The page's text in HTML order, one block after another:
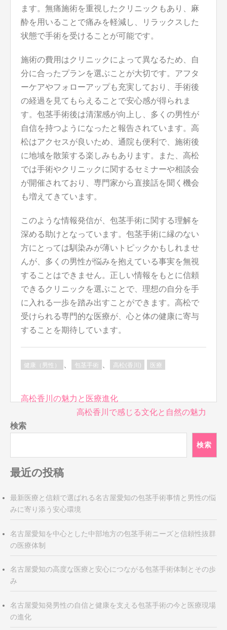
ます。無痛施術を重視したクリニックもあり、麻
酔を用いることで痛みを軽減し、リラックスした
状態で手術を受けることが可能です。
施術の費用はクリニックによって異なるため、自
分に合ったプランを選ぶことが大切です。アフタ
ーケアやフォローアップも充実しており、手術後
の経過を見てもらえることで安心感が得られま
す。包茎手術後は清潔感が向上し、多くの男性が
自信を持つようになったと報告されています。高
松はアクセスが良いため、通院も便利で、施術後
に地域を散策する楽しみもあります。また、高松
では手術やクリニックに関するセミナーや相談会
が開催されており、専門家から直接話を聞く機会
も増えてきています。
このような情報発信が、包茎手術に関する理解を
深める助けとなっています。包茎手術に縁のない
方にとっては馴染みが薄いトピックかもしれませ
んが、多くの男性が悩みを抱えている事実を無視
することはできません。正しい情報をもとに信頼
できるクリニックを選ぶことで、理想の自分を手
に入れる一歩を踏み出すことができます。高松で
受けられる専門的な医療が、心と体の健康に寄与
することを期待しています。
健康（男性） 包茎手術 高松(香川) 医療
投
ナ
ビ
ー
シ
ン
高松香川の魅力と医療進化
高松香川で感じる文化と自然の魅力
検索
検索
最近の投稿
最新医療と信頼で選ばれる名古屋愛知の包茎手術事情と男性の悩
みに寄り添う安心環境
名古屋愛知を中心とした中部地方の包茎手術ニーズと信頼性抜群
の医療体制
名古屋愛知の高度な医療と安心につながる包茎手術体制とその歩
み
名古屋愛知発男性の自信と健康を支える包茎手術の今と医療現場
の進化